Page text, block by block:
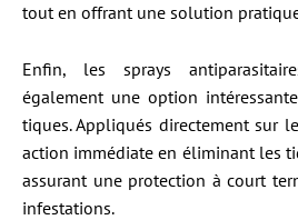
tout en offrant une solution
Enfin, les sprays
également une option
tiques. Appliqués directement sur
action immédiate en éliminant les
assurant une protection à court
infestations.